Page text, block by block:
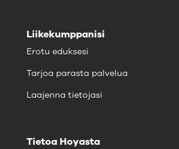
Liikekumppanisi
Erotu eduksesi
Tarjoa parasta palvelua
Laajenna tietojasi
Tietoa Hoyasta